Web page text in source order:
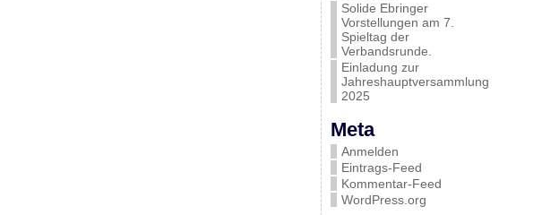
Solide Ebringer
Vorstellungen am 7.
Spieltag der
Verbandsrunde.
Einladung zur
Jahreshauptversammlung
2025
Meta
Anmelden
Eintrags-Feed
Kommentar-Feed
WordPress.org